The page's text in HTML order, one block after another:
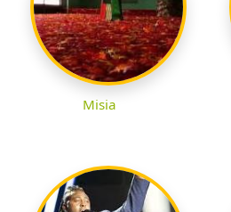
Misia